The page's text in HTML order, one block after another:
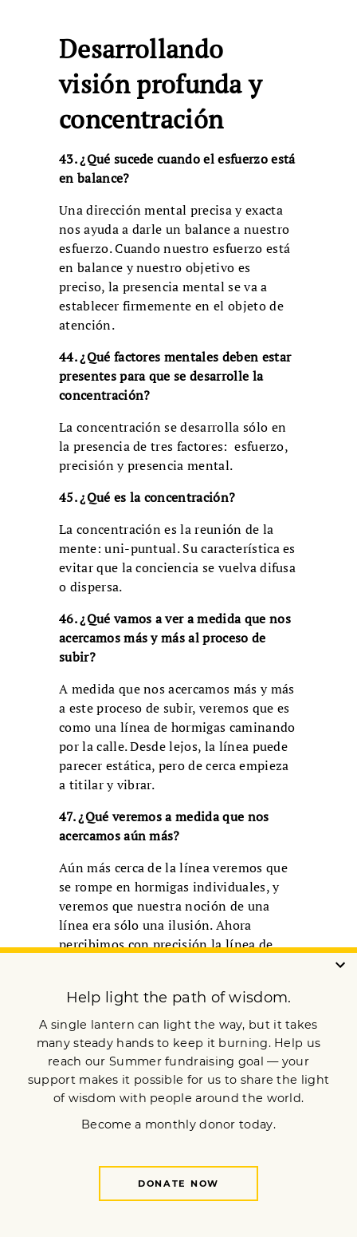
Desarrollando
visión profunda y
concentración
43. ¿Qué sucede cuando el esfuerzo está
en balance?
Una dirección mental precisa y exacta
nos ayuda a darle un balance a nuestro
esfuerzo. Cuando nuestro esfuerzo está
en balance y nuestro objetivo es
preciso, la presencia mental se va a
establecer firmemente en el objeto de
atención.
44. ¿Qué factores mentales deben estar
presentes para que se desarrolle la
concentración?
La concentración se desarrolla sólo en
la presencia de tres factores: esfuerzo,
precisión y presencia mental.
45. ¿Qué es la concentración?
La concentración es la reunión de la
mente: uni-puntual. Su característica es
evitar que la conciencia se vuelva difusa
o dispersa.
46. ¿Qué vamos a ver a medida que nos
acercamos más y más al proceso de
subir?
A medida que nos acercamos más y más
a este proceso de subir, veremos que es
como una línea de hormigas caminando
por la calle. Desde lejos, la línea puede
parecer estática, pero de cerca empieza
a titilar y vibrar.
47. ¿Qué veremos a medida que nos
acercamos aún más?
Aún más cerca de la línea veremos que
se rompe en hormigas individuales, y
veremos que nuestra noción de una
línea era sólo una ilusión. Ahora
percibimos con precisión la línea de
El progreso de la
visión profunda
48. ¿Qué significa “visión profunda” [en
La “visión profunda” es un factor
mental. Cuando vemos con precisión,
por ejemplo al proceso de subir [un pie]